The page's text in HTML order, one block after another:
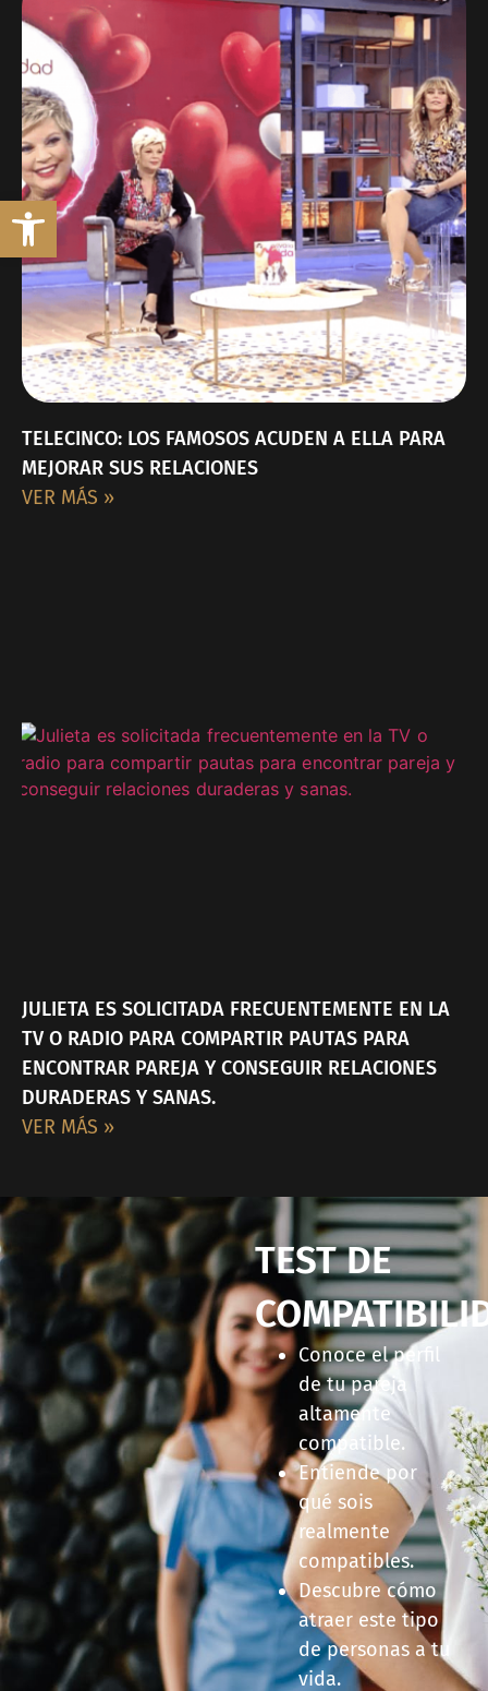
Abrir barra de herramientas
TELECINCO: LOS FAMOSOS ACUDEN A ELLA PARA
MEJORAR SUS RELACIONES
VER MÁS »
JULIETA ES SOLICITADA FRECUENTEMENTE EN LA
TV O RADIO PARA COMPARTIR PAUTAS PARA
ENCONTRAR PAREJA Y CONSEGUIR RELACIONES
DURADERAS Y SANAS.
VER MÁS »
TEST DE
Conoce el perfil
de tu pareja
altamente
compatible.
Entiende por
qué sois
realmente
compatibles.
Descubre cómo
atraer este tipo
de personas a tu
vida.